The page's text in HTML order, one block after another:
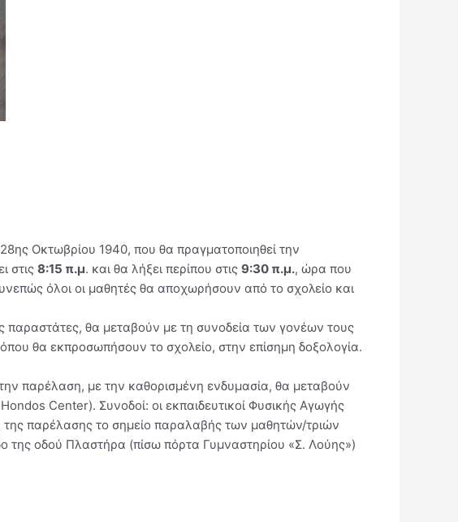
Οκτωβρίου 1940, που θα πραγματοποιηθεί την
στις 8:15 π.μ. και θα λήξει περίπου στις 9:30 π.μ., ώρα που
όλοι οι μαθητές θα αποχωρήσουν από το σχολείο και
παραστάτες, θα μεταβούν με τη συνοδεία των γονέων τους
θα εκπροσωπήσουν το σχολείο, στην επίσημη δοξολογία.
παρέλαση, με την καθορισμένη ενδυμασία, θα μεταβούν
Center). Συνοδοί: οι εκπαιδευτικοί Φυσικής Αγωγής
παρέλασης το σημείο παραλαβής των μαθητών/τριών
της οδού Πλαστήρα (πίσω πόρτα Γυμναστηρίου «Σ. Λούης»)